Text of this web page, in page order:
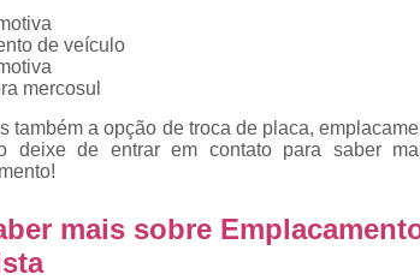
de veículo
mercosul
também a opção de troca de placa,
deixe de entrar em contato para saber
mais sobre